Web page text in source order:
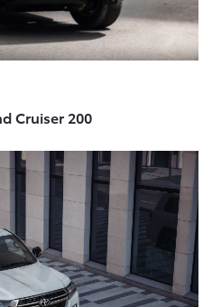
Cruiser 200